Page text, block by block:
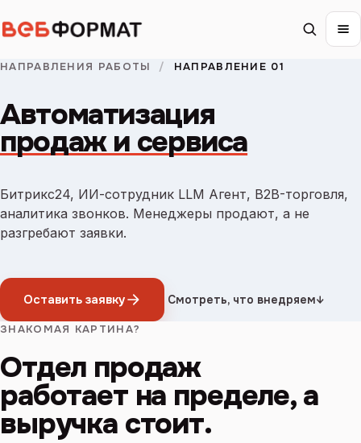
НАПРАВЛЕНИЯ РАБОТЫ / НАПРАВЛЕНИЕ 01
Автоматизация
продаж и сервиса
Битрикс24, ИИ-сотрудник LLM Агент, B2B-торговля,
аналитика звонков. Менеджеры продают, а не
разгребают заявки.
Оставить заявку Смотреть, что внедряем↓
ЗНАКОМАЯ КАРТИНА?
Отдел продаж
работает на пределе, а
выручка стоит.